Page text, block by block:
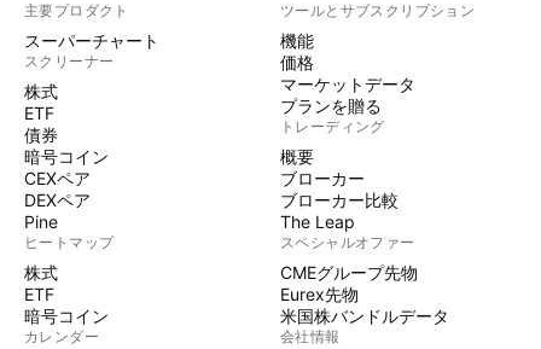
主要プロダクト
スーパーチャート
スクリーナー
株式
ETF
債券
暗号コイン
CEXペア
DEXペア
Pine
ヒートマップ
株式
ETF
暗号コイン
カレンダー
ツールとサブスクリプション
機能
価格
マーケットデータ
プランを贈る
トレーディング
概要
ブローカー
ブローカー比較
The Leap
スペシャルオファー
CMEグループ先物
Eurex先物
米国株バンドルデータ
会社情報